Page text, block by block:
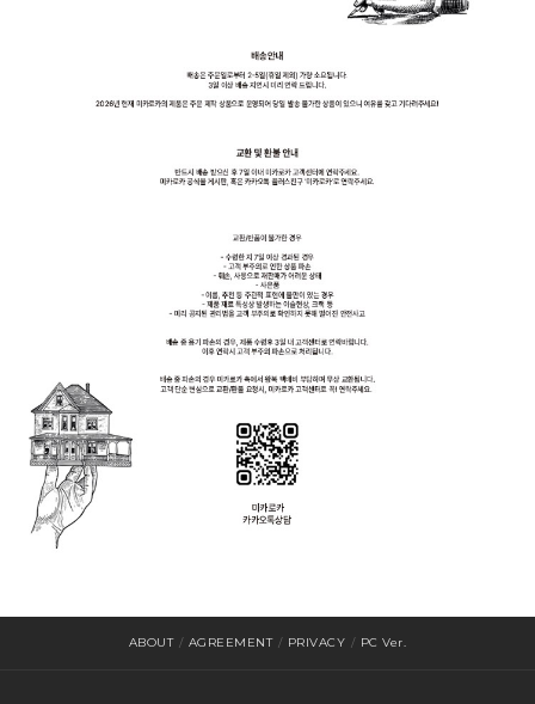
ABOUT / AGREEMENT / PRIVACY / PC Ver.